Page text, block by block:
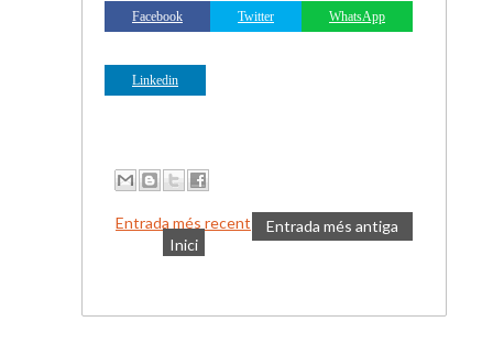
Facebook Twitter WhatsApp
Linkedin
Entrada més recent
Entrada més antiga
Inici